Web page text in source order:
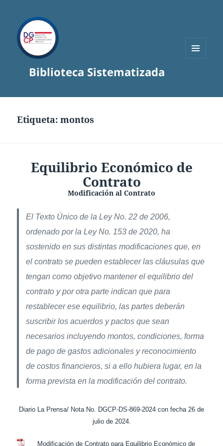
Biblioteca Sistematizada
Etiqueta:montos
Equilibrio Económico de
Contrato
Modificación al Contrato
El Texto Único de la Ley No. 22 de 2006,
ordenado por la Ley No. 153 de 2020, ha
sostenido en sus distintas modificaciones que, en
el contrato se pueden establecer las cláusulas que
tengan como objetivo mantener el equilibrio del
contrato y por otra parte indican que para
restablecer ese equilibrio, las partes deberán
suscribir los acuerdos y pactos que sean
necesarios incluyendo montos, condiciones, forma
de pago de gastos adicionales y reconocimiento
de costos financieros, si a ello hubiera lugar, en la
forma prevista en la modificación del contrato.
Diario La Prensa/ Nota No. DGCP-DS-869-2024 con fecha 26 de
julio de 2024.
Modificación de Contrato para Equilibrio Económico de